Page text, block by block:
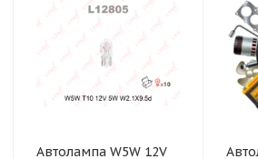
Автолампа W5W 12V